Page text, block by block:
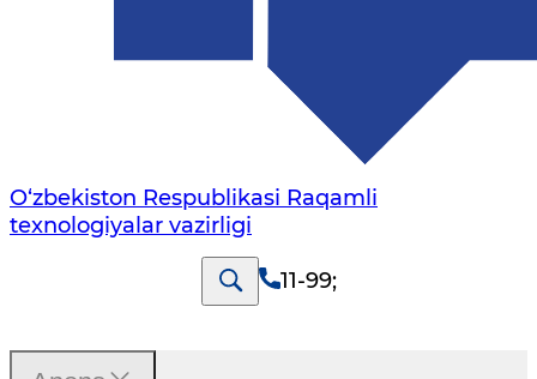
O‘zbekiston Respublikasi Raqamli
texnologiyalar vazirligi
11-99;